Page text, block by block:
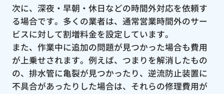
次に、深夜・早朝・休日などの時間外対応を依頼す
る場合です。多くの業者は、通常営業時間外のサー
ビスに対して割増料金を設定しています。
また、作業中に追加の問題が見つかった場合も費用
が上乗せされます。例えば、つまりを解消したもの
の、排水管に亀裂が見つかったり、逆流防止装置に
不具合があったりした場合は、それらの修理費用が